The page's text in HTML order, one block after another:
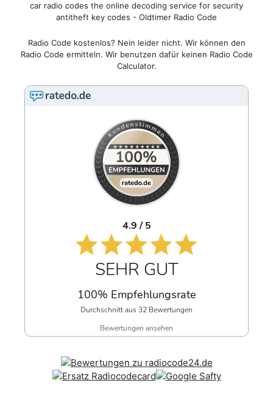
car radio codes the online decoding service for security
antitheft key codes - Oldtimer Radio Code
Radio Code kostenlos? Nein leider nicht. Wir können den
Radio Code ermitteln. Wir benutzen dafür keinen Radio Code
Calculator.
4.9 / 5
SEHR GUT
100% Empfehlungsrate
Durchschnitt aus 32 Bewertungen
Bewertungen ansehen